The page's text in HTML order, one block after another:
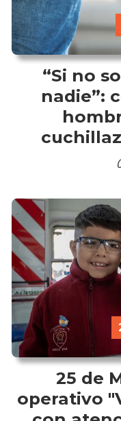
“Si no
nadie”:
25 de
operativo